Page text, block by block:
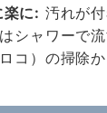
に: 汚れが
シャワーで
コ）の掃除か